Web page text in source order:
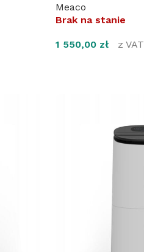
Meaco
Brak na stanie
1 550,00 zł z VAT